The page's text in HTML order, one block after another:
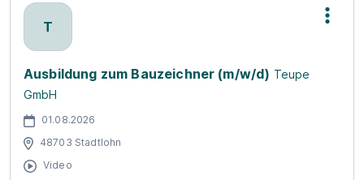
T
Ausbildung zum Bauzeichner (m/w/d) Teupe
GmbH
01.08.2026
48703 Stadtlohn
Video